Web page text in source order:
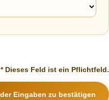
* Dieses Feld ist ein Pflichtfeld.